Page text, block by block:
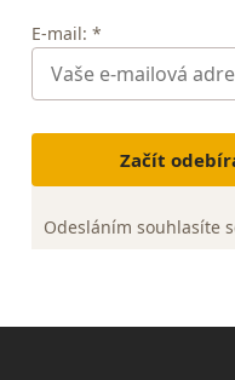
E-mail: *
Začít
Odesláním souhlasíte